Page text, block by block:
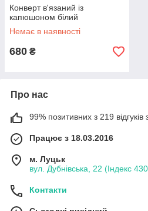
Конверт в'язаний із
капюшоном білий
Немає в наявності
680 ₴
Про нас
99% позитивних з 219 відгуків
Працює з 18.03.2016
м. Луцьк
вул. Дубнівська, 22 (Індекс
Контакти